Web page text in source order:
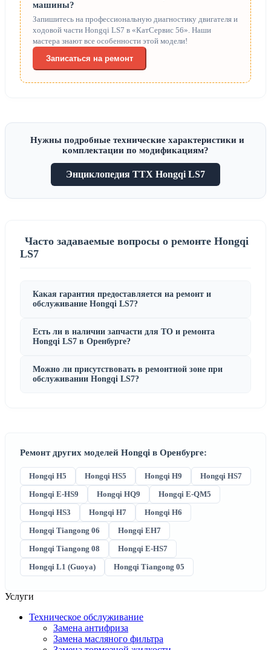
машины?
Запишитесь на профессиональную диагностику двигателя и
ходовой части Hongqi LS7 в «КатСервис 56». Наши
мастера знают все особенности этой модели!
Записаться на ремонт
Нужны подробные технические характеристики и
комплектации по модификациям?
Энциклопедия ТТХ Hongqi LS7
Часто задаваемые вопросы о ремонте Hongqi
LS7
Какая гарантия предоставляется на ремонт и
обслуживание Hongqi LS7?
Есть ли в наличии запчасти для ТО и ремонта
Hongqi LS7 в Оренбурге?
Можно ли присутствовать в ремонтной зоне при
обслуживании Hongqi LS7?
Ремонт других моделей Hongqi в Оренбурге:
Hongqi H5 Hongqi HS5 Hongqi H9
Hongqi HS7
Hongqi E-HS9
Hongqi HQ9
Hongqi E-QM5
Hongqi HS3
Hongqi H7
Hongqi H6
Hongqi Tiangong 06
Hongqi EH7
Hongqi Tiangong 08
Hongqi E-HS7
Hongqi L1 (Guoya)
Hongqi Tiangong 05
Услуги
Техническое обслуживание
Замена антифриза
Замена масляного фильтра